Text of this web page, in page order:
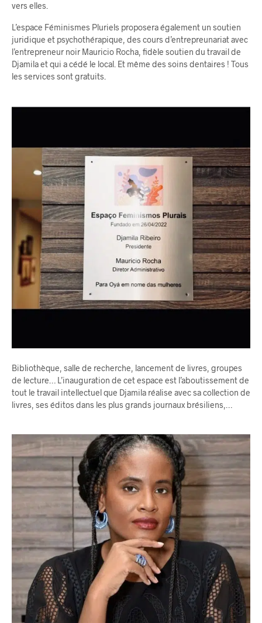
vers elles.
L’espace Féminismes Pluriels proposera également un soutien
juridique et psychothérapique, des cours d’entrepreunariat avec
l’entrepreneur noir Mauricio Rocha, fidèle soutien du travail de
Djamila et qui a cédé le local. Et même des soins dentaires ! Tous
les services sont gratuits.
Bibliothèque, salle de recherche, lancement de livres, groupes
de lecture… L’inauguration de cet espace est l’aboutissement de
tout le travail intellectuel que Djamila réalise avec sa collection de
livres, ses éditos dans les plus grands journaux brésiliens,…